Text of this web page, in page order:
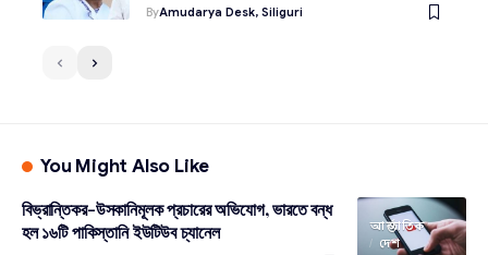
ByAmudarya Desk, Siliguri
You Might Also Like
আন্তর্জাতিক
দেশ
বিভ্রান্তিকর-উসকানিমূলক প্রচারের অভিযোগ, ভারতে বন্ধ
হল ১৬টি পাকিস্তানি ইউটিউব চ্যানেল